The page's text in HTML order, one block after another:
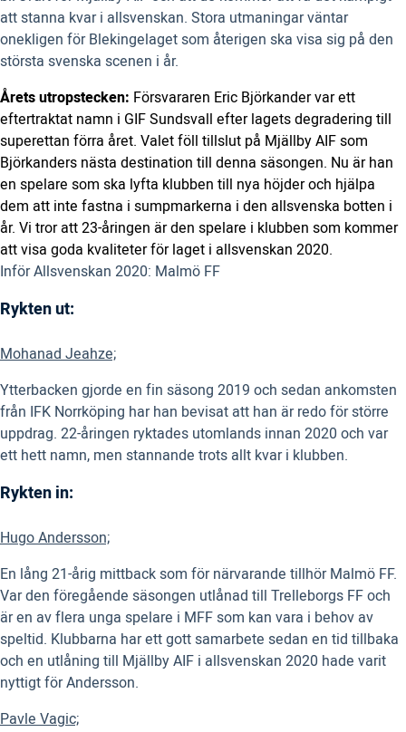
att stanna kvar i allsvenskan. Stora utmaningar väntar
onekligen för Blekingelaget som återigen ska visa sig på den
största svenska scenen i år.
Årets utropstecken: Försvararen Eric Björkander var ett
eftertraktat namn i GIF Sundsvall efter lagets degradering till
superettan förra året. Valet föll tillslut på Mjällby AIF som
Björkanders nästa destination till denna säsongen. Nu är han
en spelare som ska lyfta klubben till nya höjder och hjälpa
dem att inte fastna i sumpmarkerna i den allsvenska botten i
år. Vi tror att 23-åringen är den spelare i klubben som kommer
att visa goda kvaliteter för laget i allsvenskan 2020.
Inför Allsvenskan 2020: Malmö FF
Rykten ut:
Mohanad Jeahze;
Ytterbacken gjorde en fin säsong 2019 och sedan ankomsten
från IFK Norrköping har han bevisat att han är redo för större
uppdrag. 22-åringen ryktades utomlands innan 2020 och var
ett hett namn, men stannande trots allt kvar i klubben.
Rykten in:
Hugo Andersson;
En lång 21-årig mittback som för närvarande tillhör Malmö FF.
Var den föregående säsongen utlånad till Trelleborgs FF och
är en av flera unga spelare i MFF som kan vara i behov av
speltid. Klubbarna har ett gott samarbete sedan en tid tillbaka
och en utlåning till Mjällby AIF i allsvenskan 2020 hade varit
nyttigt för Andersson.
Pavle Vagic;